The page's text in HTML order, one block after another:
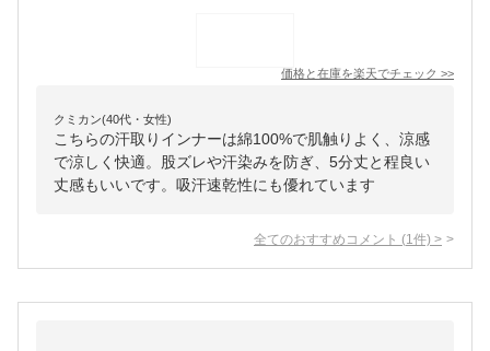
価格と在庫を楽天でチェック >>
クミカン(40代・女性)
こちらの汗取りインナーは綿100%で肌触りよく、涼感
で涼しく快適。股ズレや汗染みを防ぎ、5分丈と程良い
丈感もいいです。吸汗速乾性にも優れています
全てのおすすめコメント (1 件) >